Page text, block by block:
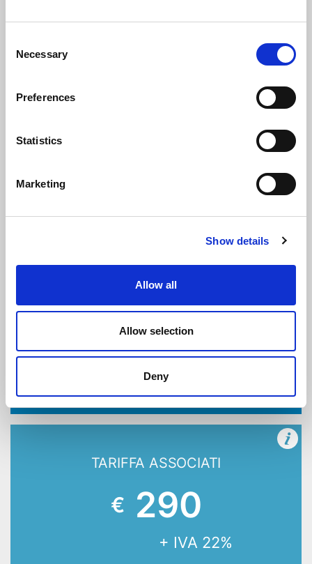
Selection
Necessary
Preferences
Statistics
Marketing
Show details
Allow all
Allow selection
Deny
Dedicato
€ 350
+ IVA 22%
ISCRIZIONI A PARTIRE DAL 01/09/2026
TARIFFA ASSOCIATI
€ 290
+ IVA 22%